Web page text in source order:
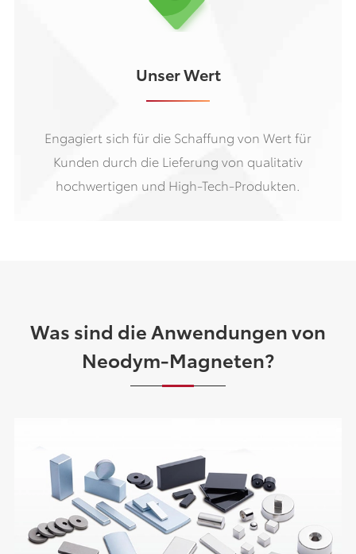
Unser Wert
Engagiert sich für die Schaffung von Wert für
Kunden durch die Lieferung von qualitativ
hochwertigen und High-Tech-Produkten.
Was sind die Anwendungen von
Neodym-Magneten?